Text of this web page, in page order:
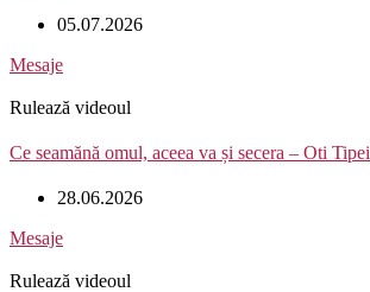
05.07.2026
Mesaje
Rulează videoul
Ce seamănă omul, aceea va și secera – Oti Tipei
28.06.2026
Mesaje
Rulează videoul